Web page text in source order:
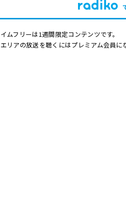
ムフリーは1週間限定コンテンツです。
リアの放送を聴くにはプレミアム会員に